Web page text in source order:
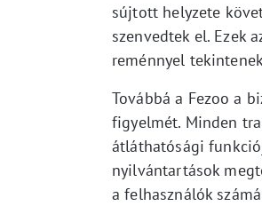
sújtott helyzete
szenvedtek el. Ezek
reménnyel
Továbbá a Fezoo a
figyelmét. Minden
átláthatósági
nyilvántartások
a felhasználók